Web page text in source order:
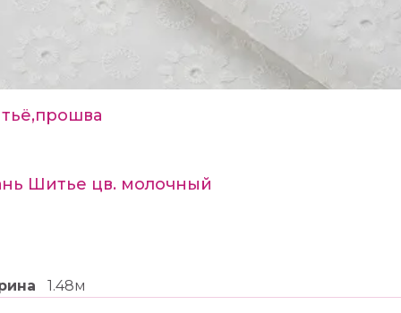
Шитье цв. молочный
1.48м